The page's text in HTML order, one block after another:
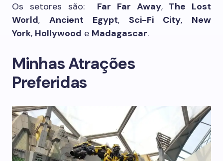
Os setores são: Far Far Away, The Lost
World, Ancient Egypt, Sci-Fi City, New
York, Hollywood e Madagascar.
Minhas Atrações
Preferidas